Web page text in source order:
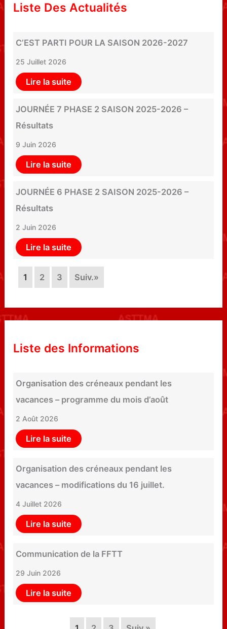
Liste Des Actualités
C’EST PARTI POUR LA SAISON 2026-2027
25 Juillet 2026
Lire la suite
JOURNÉE 7 PHASE 2 SAISON 2025-2026 –
Résultats
9 Juin 2026
Lire la suite
JOURNÉE 6 PHASE 2 SAISON 2025-2026 –
Résultats
2 Juin 2026
Lire la suite
1 2 3 Suiv.»
Liste des Informations
Organisation des créneaux pendant les
vacances – programme du mois d’août
2 Août 2026
Lire la suite
Organisation des créneaux pendant les
vacances – modifications du 16 juillet.
4 Juillet 2026
Lire la suite
Communication de la FFTT
29 Juin 2026
Lire la suite